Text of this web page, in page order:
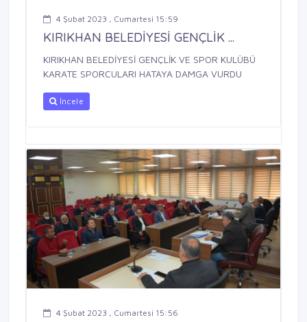
4 Şubat 2023 , Cumartesi 15:59
KIRIKHAN BELEDİYESİ GENÇLİK ...
KIRIKHAN BELEDİYESİ GENÇLİK VE SPOR KULÜBÜ
KARATE SPORCULARI HATAYA DAMGA VURDU
İncele
4 Şubat 2023 , Cumartesi 15:56